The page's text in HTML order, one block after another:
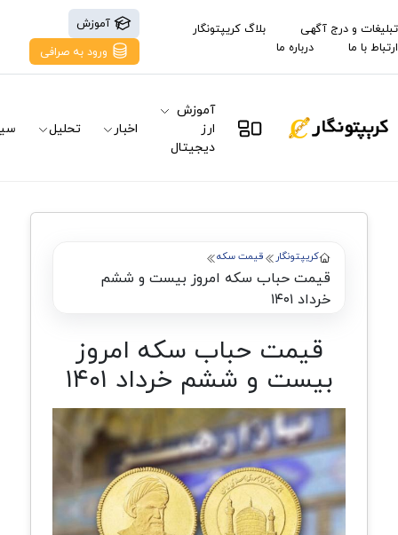
تبلیغات و درج آگهی
بلاگ کریپتونگار
ارتباط با ما
درباره ما
آموزش
ورود به صرافی
آموزش
ارز
دیجیتال
اخبار تحلیل
کریپتونگار قیمت سکه
قیمت حباب سکه امروز بیست و ششم
خرداد ۱۴۰۱
قیمت حباب سکه امروز
بیست و ششم خرداد ۱۴۰۱